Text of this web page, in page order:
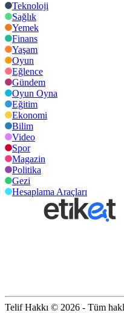
Teknoloji
Sağlık
Yemek
Finans
Yaşam
Oyun
Eğlence
Gündem
Oyun Oyna
Eğitim
Ekonomi
Bilim
Video
Spor
Magazin
Politika
Gezi
Hesaplama Araçları
Telif Hakkı © 2026 - Tüm